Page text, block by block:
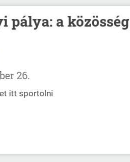
pálya: a közösség
26.
itt sportolni